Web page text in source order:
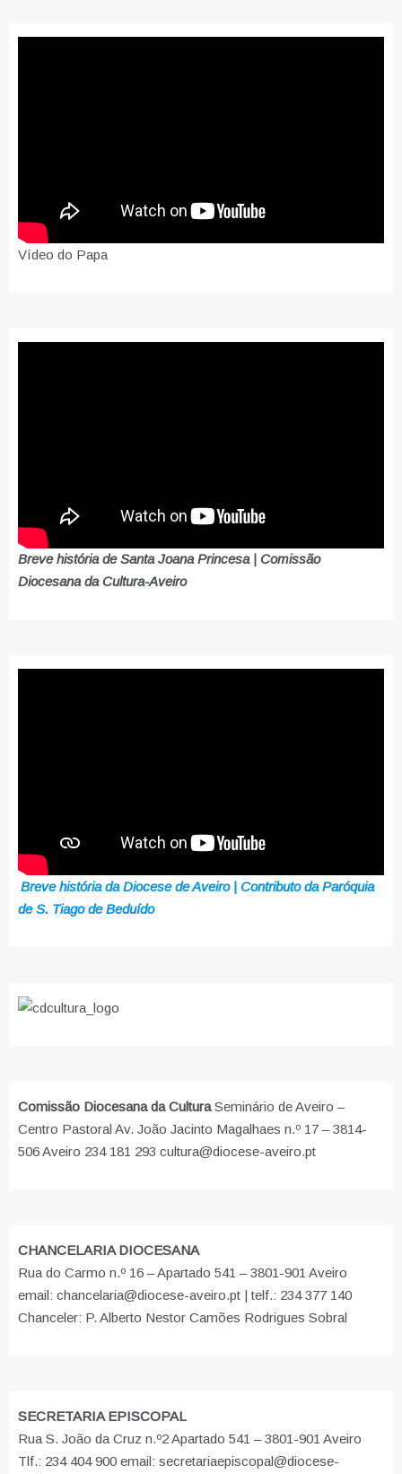
Vídeo do Papa
Breve história de Santa Joana Princesa | Comissão
Diocesana da Cultura-Aveiro
Breve história da Diocese de Aveiro | Contributo da Paróquia
de S. Tiago de Beduído
Comissão Diocesana da CulturaSeminário de Aveiro –
Centro Pastoral Av. João Jacinto Magalhaes n.º 17 – 3814-
506 Aveiro 234 181 293 cultura@diocese-aveiro.pt
CHANCELARIA DIOCESANA
Rua do Carmo n.º 16 – Apartado 541 – 3801-901 Aveiro
email: chancelaria@diocese-aveiro.pt | telf.: 234 377 140
Chanceler: P. Alberto Nestor Camões Rodrigues Sobral
SECRETARIA EPISCOPAL
Rua S. João da Cruz n.º2 Apartado 541 – 3801-901 Aveiro
Tlf.: 234 404 900 email: secretariaepiscopal@diocese-